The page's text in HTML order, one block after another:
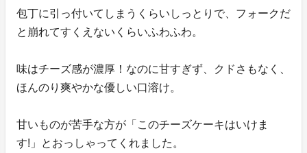
包丁に引っ付いてしまうくらいしっとりで、フォークだ
と崩れてすくえないくらいふわふわ。
味はチーズ感が濃厚！なのに甘すぎず、クドさもなく、
ほんのり爽やかな優しい口溶け。
甘いものが苦手な方が「このチーズケーキはいけま
す!」とおっしゃってくれました。